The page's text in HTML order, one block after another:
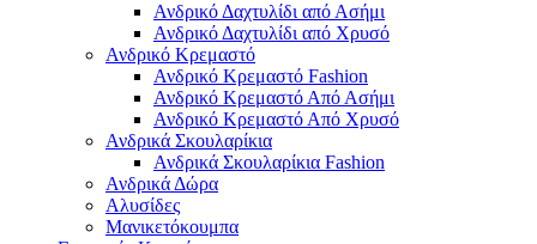
Ανδρικό Δαχτυλίδι από Ασήμι
Ανδρικό Δαχτυλίδι από Χρυσό
Ανδρικό Κρεμαστό
Ανδρικό Κρεμαστό Fashion
Ανδρικό Κρεμαστό Από Ασήμι
Ανδρικό Κρεμαστό Από Χρυσό
Ανδρικά Σκουλαρίκια
Ανδρικά Σκουλαρίκια Fashion
Ανδρικά Δώρα
Αλυσίδες
Μανικετόκουμπα